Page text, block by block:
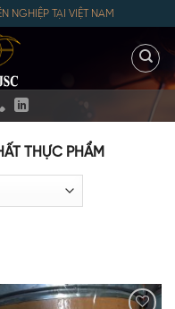
NGHIỆP TẠI VIỆT NAM
THỰC PHẨM